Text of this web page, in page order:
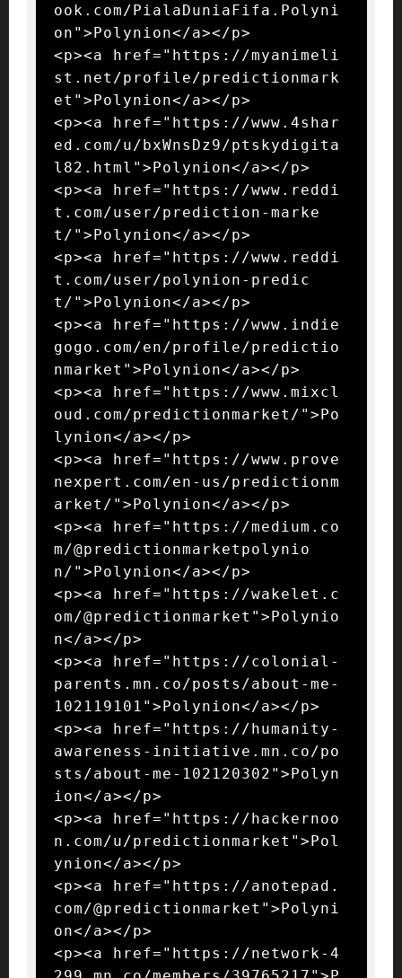
ook.com/PialaDuniaFifa.Polyni
on">Polynion</a></p>
<p><a href="https://myanimeli
st.net/profile/predictionmark
et">Polynion</a></p>
<p><a href="https://www.4shar
ed.com/u/bxWnsDz9/ptskydigita
l82.html">Polynion</a></p>
<p><a href="https://www.reddi
t.com/user/prediction-marke
t/">Polynion</a></p>
<p><a href="https://www.reddi
t.com/user/polynion-predic
t/">Polynion</a></p>
<p><a href="https://www.indie
gogo.com/en/profile/predictio
nmarket">Polynion</a></p>
<p><a href="https://www.mixcl
oud.com/predictionmarket/">Po
lynion</a></p>
<p><a href="https://www.prove
nexpert.com/en-us/predictionm
arket/">Polynion</a></p>
<p><a href="https://medium.co
m/@predictionmarketpolynio
n/">Polynion</a></p>
<p><a href="https://wakelet.c
om/@predictionmarket">Polynio
n</a></p>
<p><a href="https://colonial-
parents.mn.co/posts/about-me-
102119101">Polynion</a></p>
<p><a href="https://humanity-
awareness-initiative.mn.co/po
sts/about-me-102120302">Polyn
ion</a></p>
<p><a href="https://hackernoo
n.com/u/predictionmarket">Pol
ynion</a></p>
<p><a href="https://anotepad.
com/@predictionmarket">Polyni
on</a></p>
<p><a href="https://network-4